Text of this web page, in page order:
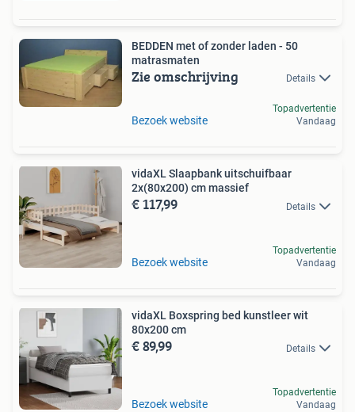
BEDDEN met of zonder laden - 50
matrasmaten
Zie omschrijving Details
Bezoek website
Topadvertentie
Vandaag
vidaXL Slaapbank uitschuifbaar
2x(80x200) cm massief
€ 117,99 Details
Bezoek website
Topadvertentie
Vandaag
vidaXL Boxspring bed kunstleer wit
80x200 cm
€ 89,99 Details
Bezoek website
Topadvertentie
Vandaag